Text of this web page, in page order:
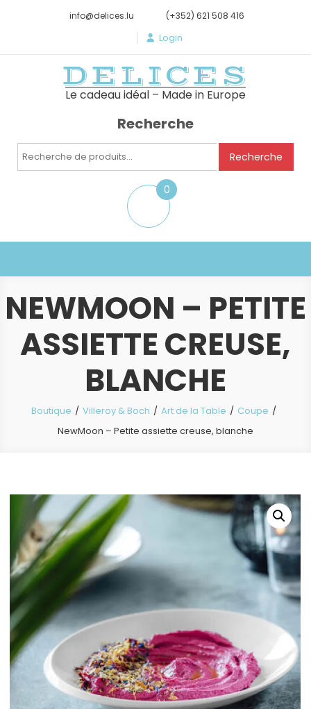
info@delices.lu (+352) 621 508 416
Login
DELICES
Le cadeau idéal – Made in Europe
Recherche
Recherche
Recherche
0
item
NEWMOON – PETITE
ASSIETTE CREUSE,
BLANCHE
Boutique Villeroy & Boch Art de la Table
Coupe
NewMoon – Petite assiette creuse, blanche